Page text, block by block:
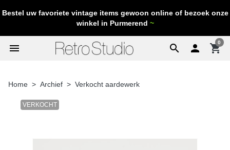
Bestel uw favoriete vintage items gewoon online of bezoek onze
winkel in Purmerend ~
search
menu  shopping_cart
0
Home Archief Verkocht aardewerk
VERKOCHT